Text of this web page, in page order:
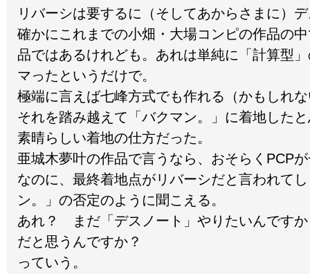
リバーシは要するに（そしてあからさまに）
確かにこれまでの小畑・大場コンピの作品の
品ではあるけれども。あれは単純に「計算型
マったというだけで。
極端に言えば七峰方式でも作れる（かもしれ
それを踏み越えて「バクマン。」に着地した
素晴らしい着地の仕方だった。
亜城木夢叶の作品で言うなら、おそらくPCP
なのに、最終着地点がリバーシだと言われて
ン。」の否定のように聞こえる。
あれ？ まだ「デスノート」やりたいんです
だと思うんですか？
っていう。